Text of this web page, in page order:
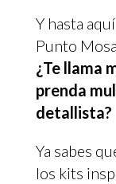
Y hasta
Punto
¿Te llama
prenda
detallista?
Ya sabes
los kits